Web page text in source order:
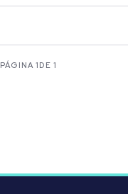
PÁGINA 1 DE 1